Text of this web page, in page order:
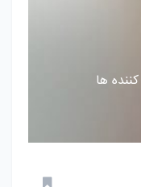
ها